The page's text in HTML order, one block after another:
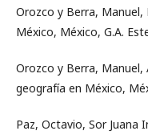
Orozco y Berra,
México, México, G.A.
Orozco y Berra,
geografía en México,
Paz, Octavio, Sor Juana